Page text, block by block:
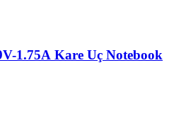
1.75A Kare Uç Notebook